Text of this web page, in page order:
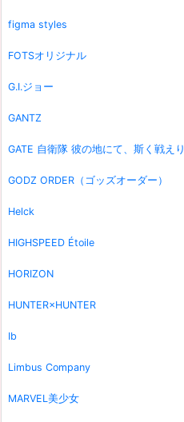
figma styles
FOTSオリジナル
G.I.ジョー
GANTZ
GATE 自衛隊 彼の地にて、斯く戦えり
GODZ ORDER（ゴッズオーダー）
Helck
HIGHSPEED Étoile
HORIZON
HUNTER×HUNTER
Ib
Limbus Company
MARVEL美少女